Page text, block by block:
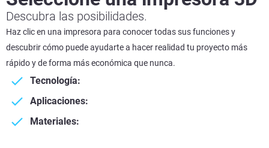
Descubra las posibilidades.
Haz clic en una impresora para conocer todas sus funciones y
descubrir cómo puede ayudarte a hacer realidad tu proyecto más
rápido y de forma más económica que nunca.
Tecnología:
Aplicaciones:
Materiales: